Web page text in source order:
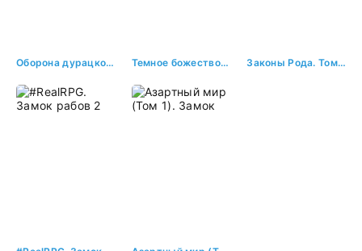
Оборона дурацкого замка. Том 7 Темное божество из СССР [2] Законы Рода. Том 3